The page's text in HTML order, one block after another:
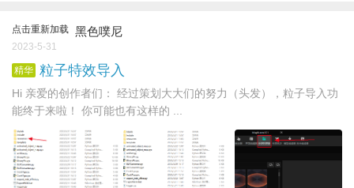
点击重新加载 黑色噗尼
2023-5-31
精华 粒子特效导入
Hi 亲爱的创作者们： 经过策划大大们的努力（头发），粒子导入功
能终于来啦！ 你可能也有这样的 ...